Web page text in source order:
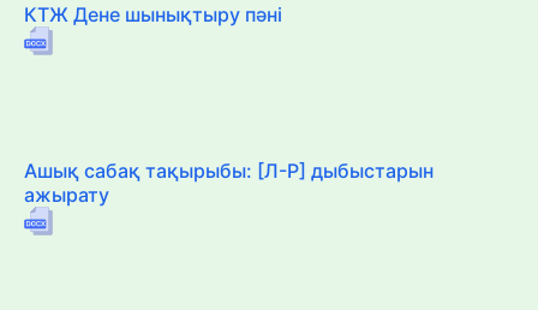
КТЖ Дене шынықтыру пәні
Ашық сабақ тақырыбы: [Л-Р] дыбыстарын
ажырату